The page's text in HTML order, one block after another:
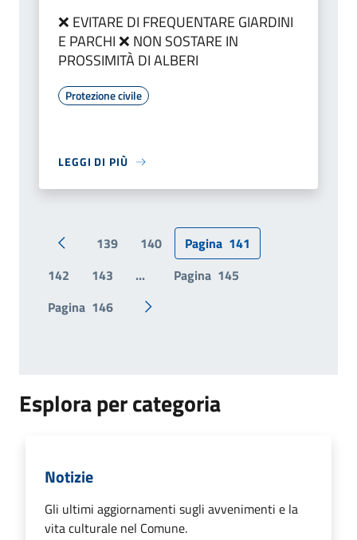
❌ EVITARE DI FREQUENTARE GIARDINI
E PARCHI ❌ NON SOSTARE IN
PROSSIMITÀ DI ALBERI
Protezione civile
LEGGI DI PIÙ
Pagina precedente
139 140 Pagina 141
142
143 ... Pagina 145
Pagina 146 Pagina successiva
Esplora per categoria
Notizie
Gli ultimi aggiornamenti sugli avvenimenti e la
vita culturale nel Comune.